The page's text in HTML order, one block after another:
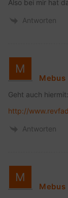
Also bei mir hat
Antworten
Mebus
Geht auch hiermit:
http://
Antworten
Mebus